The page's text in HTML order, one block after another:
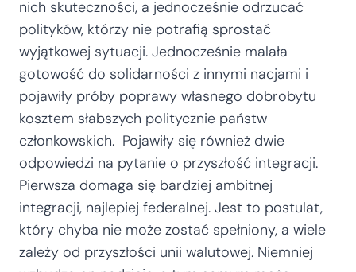
nich skuteczności, a jednocześnie odrzucać
polityków, którzy nie potrafią sprostać
wyjątkowej sytuacji. Jednocześnie malała
gotowość do solidarności z innymi nacjami i
pojawiły próby poprawy własnego dobrobytu
kosztem słabszych politycznie państw
członkowskich. Pojawiły się również dwie
odpowiedzi na pytanie o przyszłość integracji.
Pierwsza domaga się bardziej ambitnej
integracji, najlepiej federalnej. Jest to postulat,
który chyba nie może zostać spełniony, a wiele
zależy od przyszłości unii walutowej. Niemniej